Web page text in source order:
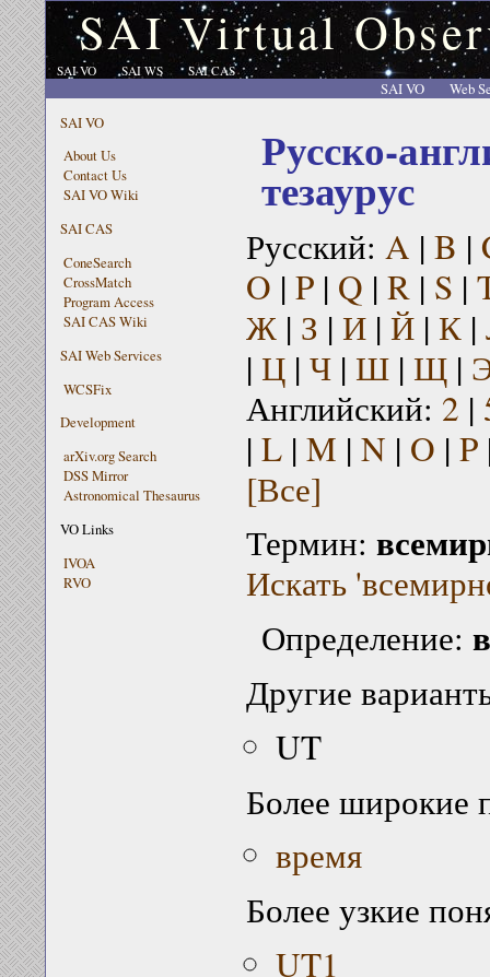
SAI Virtual
SAI VO SAI WS SAI CAS
SAI VO
Web
SAI VO
About Us
Contact Us
SAI VO Wiki
SAI CAS
ConeSearch
CrossMatch
Program Access
SAI CAS Wiki
SAI Web Services
WCSFix
Development
arXiv.org Search
DSS Mirror
Astronomical Thesaurus
VO Links
IVOA
RVO
Русско-
тезаурус
Русский: A | B |
O | P| Q | R| S |
Ж| З | И| Й| К|
| Ц| Ч| Ш| Щ|
Английский: 2 |
| L| M | N | O | P
[Все]
Термин:
Искать
Определение:
Другие
UT
Более широкие
время
Более узкие
UT1